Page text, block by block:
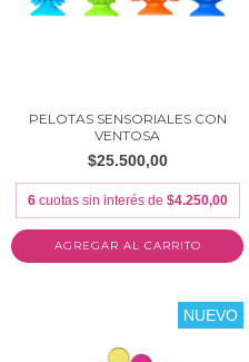
PELOTAS SENSORIALES CON
VENTOSA
$25.500,00
6 cuotas sin interés de $4.250,00
NUEVO